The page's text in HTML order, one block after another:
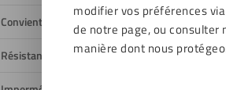
modifier vos préférences
de notre page, ou
manière dont nous
Convient à un usage
Résistant aux UV Oui